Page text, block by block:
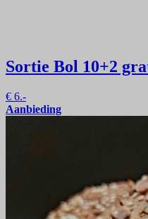
Sortie Bol 10+2
€ 6.-
Aanbieding